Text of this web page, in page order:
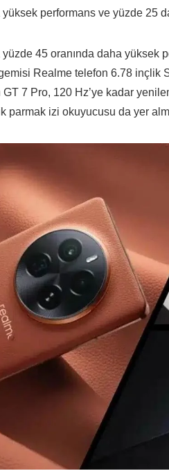
performans ve yüzde 25
yüzde 45 oranında daha
Realme telefon 6.78
7 Pro, 120 Hz’ye kadar
parmak izi okuyucusu da yer